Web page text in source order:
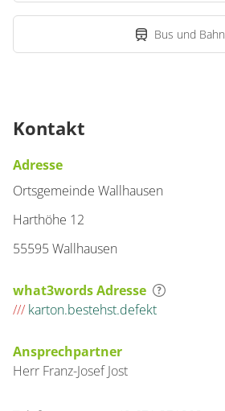
Bus und Bahn
Kontakt
Adresse
Ortsgemeinde Wallhausen
Harthöhe 12
55595 Wallhausen
what3words Adresse
/// karton.bestehst.defekt
Ansprechpartner
Herr Franz-JosefJost